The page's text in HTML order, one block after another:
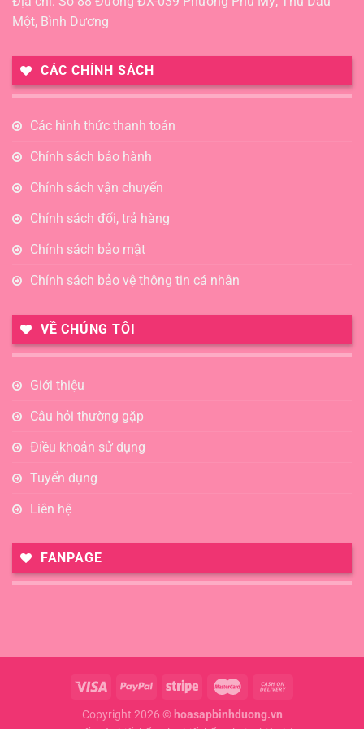
Một, Bình Dương
CÁC CHÍNH SÁCH
Các hình thức thanh toán
Chính sách bảo hành
Chính sách vận chuyển
Chính sách đổi, trả hàng
Chính sách bảo mật
Chính sách bảo vệ thông tin cá nhân
VỀ CHÚNG TÔI
Giới thiệu
Câu hỏi thường gặp
Điều khoản sử dụng
Tuyển dụng
Liên hệ
FANPAGE
Copyright 2026 ©hoasapbinhduong.vn